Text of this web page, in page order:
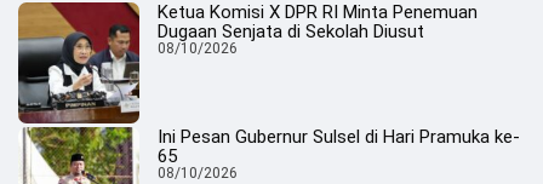
Ketua Komisi X DPR RI Minta Penemuan
Dugaan Senjata di Sekolah Diusut
08/10/2026
Ini Pesan Gubernur Sulsel di Hari Pramuka ke-
65
08/10/2026